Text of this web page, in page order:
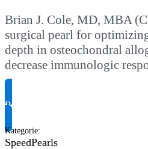
Brian J. Cole, MD, MBA
surgical pearl for
depth in osteochondral
decrease immunologic
Produktinformationen anfragen
Kategorie:
SpeedPearls